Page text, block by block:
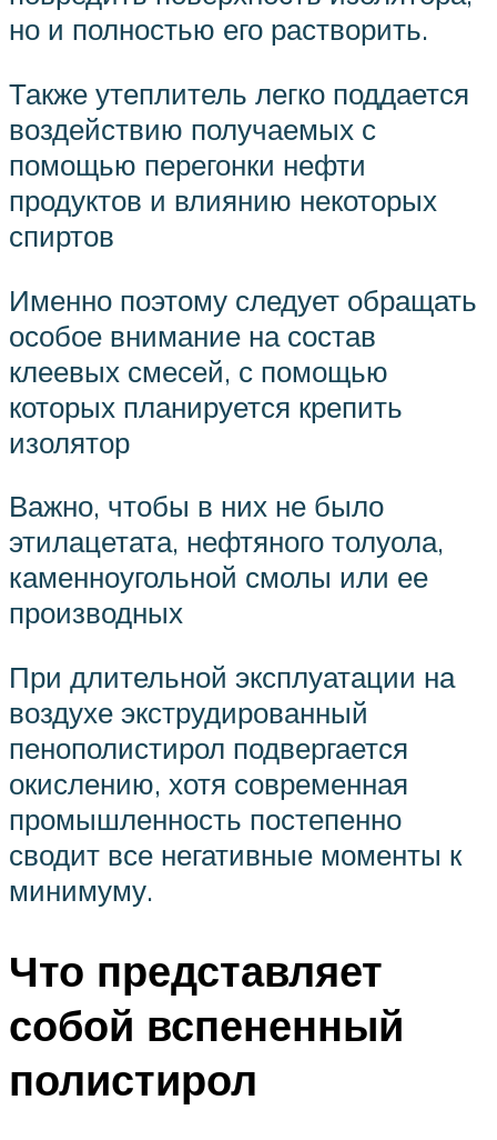
но и полностью его растворить.
Также утеплитель легко поддается
воздействию получаемых с
помощью перегонки нефти
продуктов и влиянию некоторых
спиртов
Именно поэтому следует обращать
особое внимание на состав
клеевых смесей, с помощью
которых планируется крепить
изолятор
Важно, чтобы в них не было
этилацетата, нефтяного толуола,
каменноугольной смолы или ее
производных
При длительной эксплуатации на
воздухе экструдированный
пенополистирол подвергается
окислению, хотя современная
промышленность постепенно
сводит все негативные моменты к
минимуму.
Что представляет
собой вспененный
полистирол